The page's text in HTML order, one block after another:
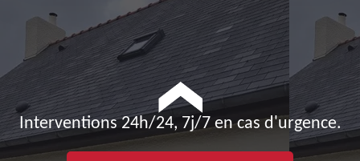
Interventions 24h/24, 7j/7 en cas d'urgence.